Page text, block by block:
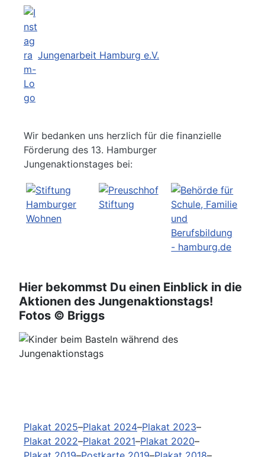
Jungenarbeit Hamburg e.V.
Wir bedanken uns herzlich für die finanzielle
Förderung des 13. Hamburger
Jungenaktionstages bei:
Hier bekommst Du einen Einblick in die
Aktionen des Jungenaktionstags!
Fotos © Briggs
Vorheriges
Plakat 2025–Plakat 2024–Plakat 2023–
Plakat 2022–Plakat 2021–Plakat 2020–